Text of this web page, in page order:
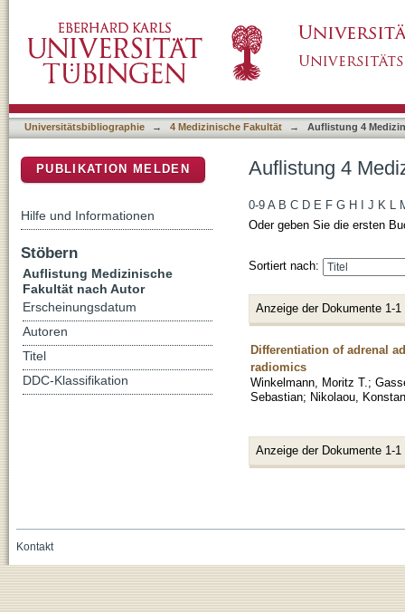
Universitätsbibliographie → 4 Medizinische Fakultät → Auflistung 4
Auflistung 4
0-9 A B C D E F G H J K L
Oder geben Sie die ersten
Sortiert nach:
Anzeige der Dokumente 1-1
Differentiation of adrenal
radiomics
Winkelmann, Moritz T. ;
Sebastian; Nikolaou,
Anzeige der Dokumente 1-1
PUBLIKATION MELDEN
Hilfe und Informationen
Stöbern
Auflistung Medizinische
Fakultät nach Autor
Erscheinungsdatum
Autoren
Titel
DDC-Klassifikation
Kontakt